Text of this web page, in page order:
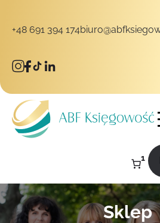
+48 691 394 174
1
Sklep